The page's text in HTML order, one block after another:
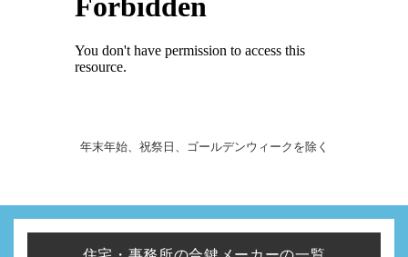
年末年始、祝祭日、ゴールデンウィークを除く